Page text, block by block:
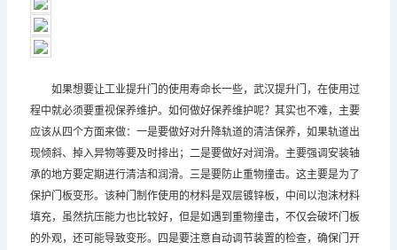
如果想要让工业提升门的使用寿命长一些，武汉提升门，在使用过
程中就必须要重视保养维护。如何做好保养维护呢？其实也不难，主要
应该从四个方面来做：一是要做好对升降轨道的清洁保养，如果轨道出
现倾斜、掉入异物等要及时排出；二是要做好对润滑。主要强调安装轴
承的地方要定期进行清洁和润滑。三是要防止重物撞击。这主要是为了
保护门板变形。该种门制作使用的材料是双层镀锌板，中间以泡沫材料
填充，虽然抗压能力也比较好，但是如遇到重物撞击，不仅会破坏门板
的外观，还可能导致变形。四是要注意自动调节装置的检查，确保门开